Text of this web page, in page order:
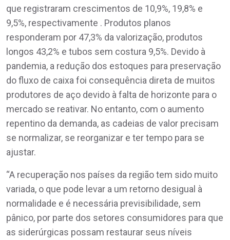
que registraram crescimentos de 10,9%, 19,8% e
9,5%, respectivamente . Produtos planos
responderam por 47,3% da valorização, produtos
longos 43,2% e tubos sem costura 9,5%. Devido à
pandemia, a redução dos estoques para preservação
do fluxo de caixa foi consequência direta de muitos
produtores de aço devido à falta de horizonte para o
mercado se reativar. No entanto, com o aumento
repentino da demanda, as cadeias de valor precisam
se normalizar, se reorganizar e ter tempo para se
ajustar.
“A recuperação nos países da região tem sido muito
variada, o que pode levar a um retorno desigual à
normalidade e é necessária previsibilidade, sem
pânico, por parte dos setores consumidores para que
as siderúrgicas possam restaurar seus níveis